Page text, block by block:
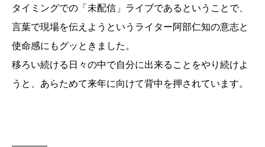
タイミングでの「未配信」ライブであるということで、
言葉で現場を伝えようというライター阿部仁知の意志と
使命感にもグッときました。
移ろい続ける日々の中で自分に出来ることをやり続けよ
うと、あらためて来年に向けて背中を押されています。